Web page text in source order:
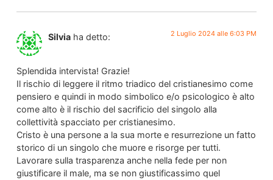
Silvia ha detto: 2 Luglio 2024 alle 6:03 PM
Splendida intervista! Grazie!
Il rischio di leggere il ritmo triadico del cristianesimo come
pensiero e quindi in modo simbolico e/o psicologico è alto
come alto è il rischio del sacrificio del singolo alla
collettività spacciato per cristianesimo.
Cristo è una persone a la sua morte e resurrezione un fatto
storico di un singolo che muore e risorge per tutti.
Lavorare sulla trasparenza anche nella fede per non
giustificare il male, ma se non giustificassimo quel